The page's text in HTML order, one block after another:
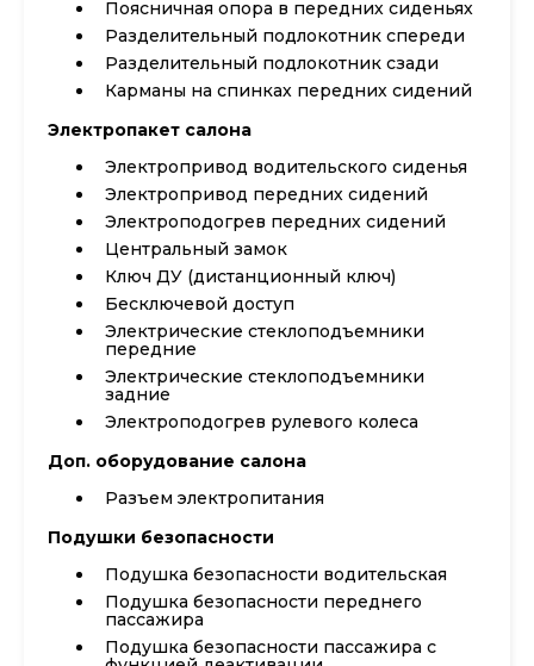
Поясничная опора в передних сиденьях
Разделительный подлокотник спереди
Разделительный подлокотник сзади
Карманы на спинках передних сидений
Электропакет салона
Электропривод водительского сиденья
Электропривод передних сидений
Электроподогрев передних сидений
Центральный замок
Ключ ДУ (дистанционный ключ)
Бесключевой доступ
Электрические стеклоподъемники
передние
Электрические стеклоподъемники
задние
Электроподогрев рулевого колеса
Доп. оборудование салона
Разъем электропитания
Подушки безопасности
Подушка безопасности водительская
Подушка безопасности переднего
пассажира
Подушка безопасности пассажира с